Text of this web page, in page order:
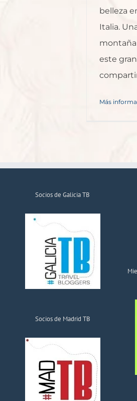
belleza
Italia.
montaña
este
compartir
Más
Socios de Galicia TB
Socios de Madrid TB